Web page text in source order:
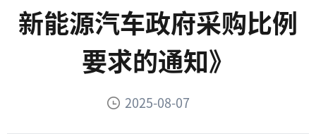
新能源汽车政府采购比例
要求的通知》
2025-08-07